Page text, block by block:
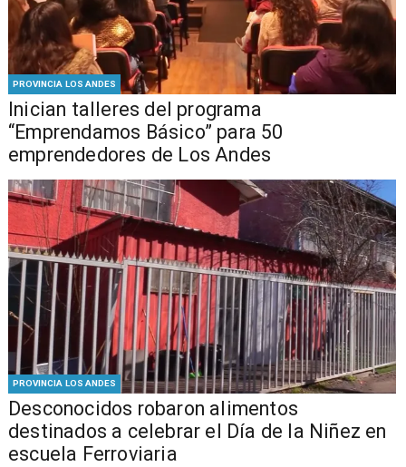
PROVINCIA LOS ANDES
Inician talleres del programa
“Emprendamos Básico” para 50
emprendedores de Los Andes
PROVINCIA LOS ANDES
Desconocidos robaron alimentos
destinados a celebrar el Día de la Niñez en
escuela Ferroviaria